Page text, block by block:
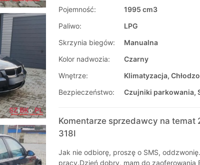
Pojemność:
1995 cm3
Paliwo:
LPG
Skrzynia biegów:
Manualna
Kolor nadwozia:
Czarny
Wnętrze:
Klimatyzacja,
Bezpieczeństwo:
Czujniki parkowania,
Komentarze sprzedawcy na temat
318I
Jak nie odbiorę, proszę o SMS,
pracy.Dzień dobry, mam do zaoferowania